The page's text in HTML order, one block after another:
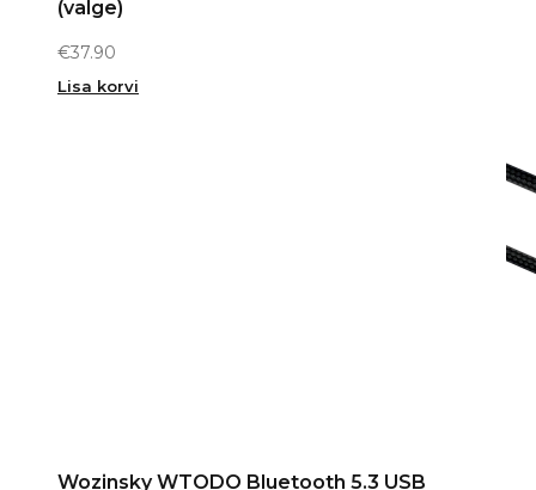
(valge)
€37.90
Lisa korvi
Wozinsky WTODO Bluetooth 5.3 USB